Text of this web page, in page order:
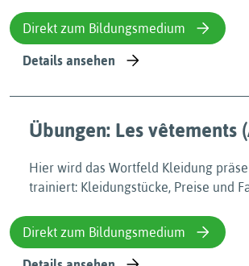
Direkt zum Bildungsmedium
Details ansehen
Übungen: Les vêtements
Hier wird das Wortfeld Kleidung
trainiert: Kleidungstücke, Preise und
Direkt zum Bildungsmedium